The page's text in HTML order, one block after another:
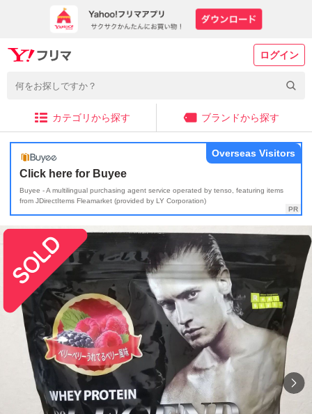
ログイン
カテゴリから探す ブランドから探す
Click here for Buyee
Buyee - A multilingual purchasing agent service operated by tenso, featuring items
from JDirectItems Fleamarket (provided by LY Corporation)
Overseas Visitors